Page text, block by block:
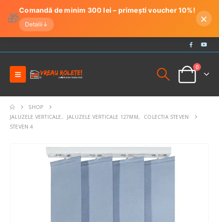
🎁
Comandă de minim 300 lei – primești voucher 10%!
Detalii ↓ ×
0
SHOP
JALUZELE VERTICALE, JALUZELE VERTICALE 127MM,
COLECTIA STEVEN
STEVEN 4